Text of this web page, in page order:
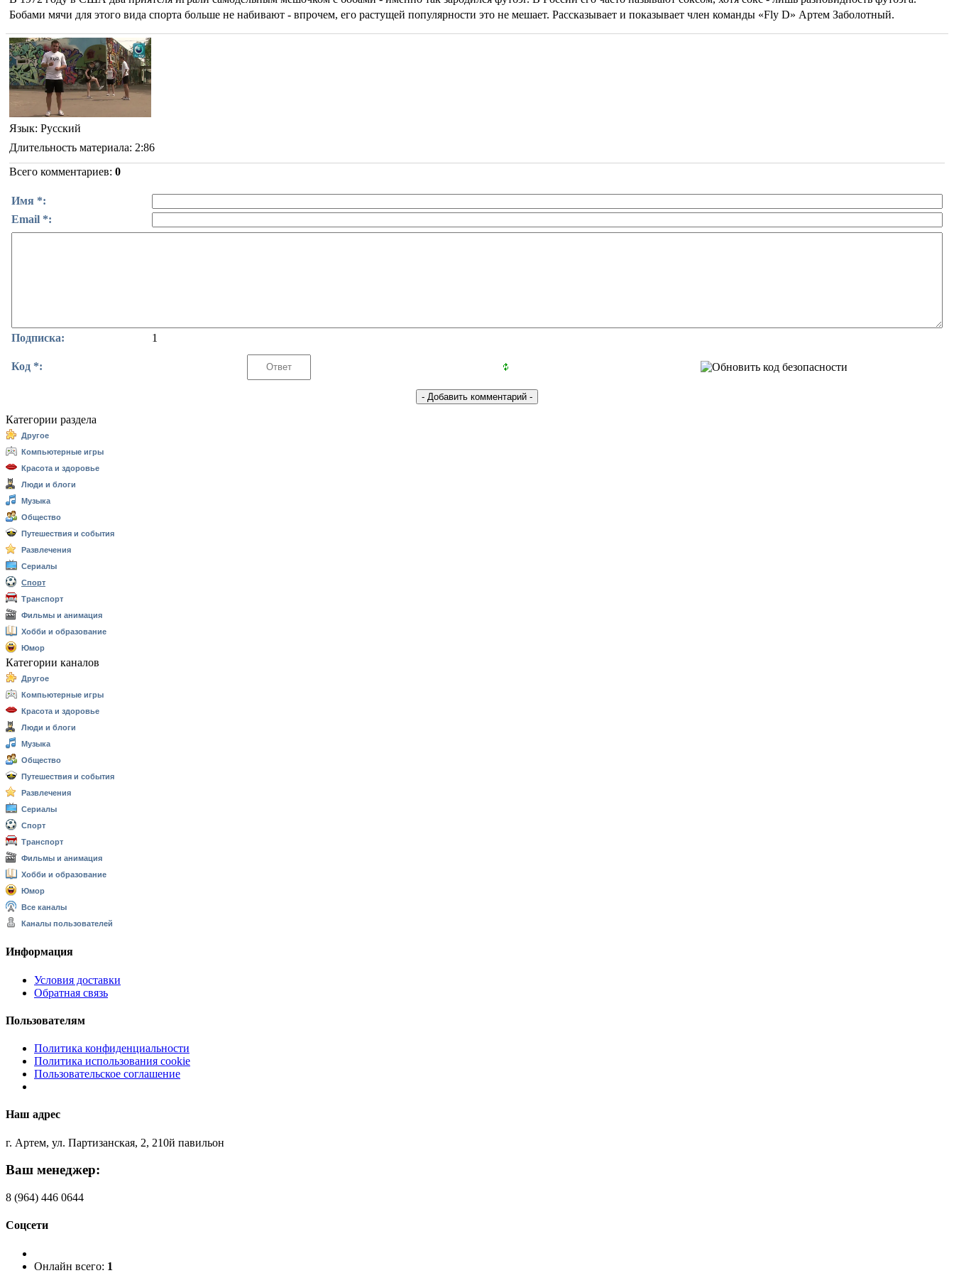
Бобами мячи для этого вида спорта больше не набивают - впрочем, его растущей популярности это не мешает. Рассказывает и показывает член команды «Fly D» Артем Заболотный.
Язык: Русский
Длительность материала: 2:86
Всего комментариев: 0
Имя *:
Email *:
Подписка: 1
Код *:
Категории раздела
Другое
Компьютерные игры
Красота и здоровье
Люди и блоги
Музыка
Общество
Путешествия и события
Развлечения
Сериалы
Спорт
Транспорт
Фильмы и анимация
Хобби и образование
Юмор
Категории каналов
Другое
Компьютерные игры
Красота и здоровье
Люди и блоги
Музыка
Общество
Путешествия и события
Развлечения
Сериалы
Спорт
Транспорт
Фильмы и анимация
Хобби и образование
Юмор
Все каналы
Каналы пользователей
Информация
Условия доставки
Обратная связь
Пользователям
Политика конфиденциальности
Политика использования cookie
Пользовательское соглашение
Наш адрес
г. Артем, ул. Партизанская, 2, 210й павильон
Ваш менеджер:
8 (964) 446 0644
Соцсети
Онлайн всего: 1